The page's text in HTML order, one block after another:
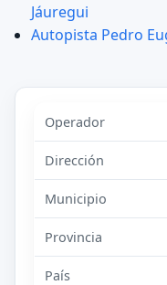
Jáuregui
Autopista Pedro
Operador
Dirección
Municipio
Provincia
País